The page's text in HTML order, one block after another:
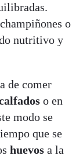
o
nutritivo y
de comer
o en
modo se
que se
huevos a la